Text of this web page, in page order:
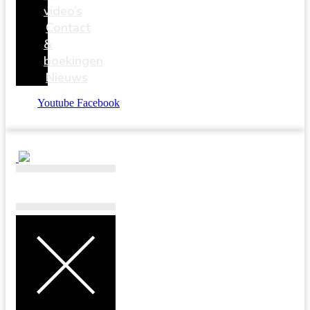
video’s
Contact
&
boekingen
Nieuws
Youtube Facebook